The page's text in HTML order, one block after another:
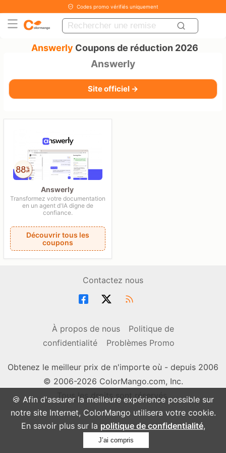
🍪 Afin d'assurer la meilleure expérience possible sur
notre site Internet, ColorMango utilisera votre cookie.
En savoir plus sur la politique de confidentialité,
J’ai compris
Codes promo vérifiés uniquement
Answerly Coupons de réduction 2026
Answerly
Site officiel →
Answerly
Transformez votre documentation
en un agent d'IA digne de
confiance.
Découvrir tous les
coupons
Contactez nous
À propos de nous
Politique de
confidentialité
Problèmes Promo
Obtenez le meilleur prix de n'importe où - depuis 2006
© 2006-2026 ColorMango.com, Inc.
Tous les droits sont réservés.